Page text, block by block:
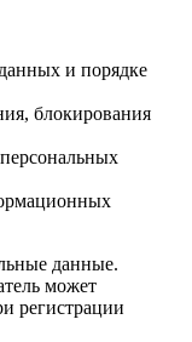
и порядке
блокирования
персональных
данные.
может
регистрации